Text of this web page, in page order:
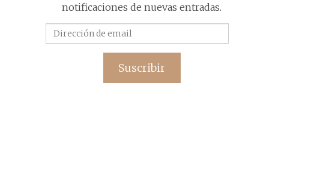
notificaciones de nuevas entradas.
de
Suscribir